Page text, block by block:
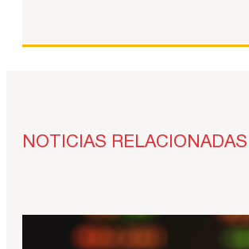
NOTICIAS RELACIONADAS